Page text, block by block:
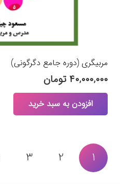
مربیگری (دوره جامع دگرگونی)
۴۰,۰۰۰,۰۰۰ تومان
افزودن به سبد خرید
صفحه‌بندی
نوشته‌ها
1
2
3